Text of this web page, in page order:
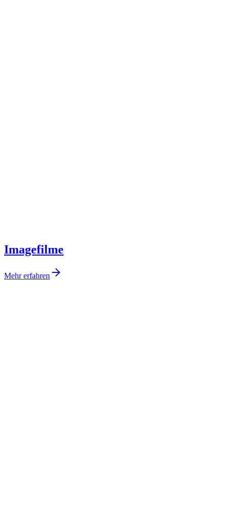
Imagefilme
Mehr erfahren